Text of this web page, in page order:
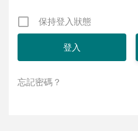
保持登入狀態
忘記密碼？